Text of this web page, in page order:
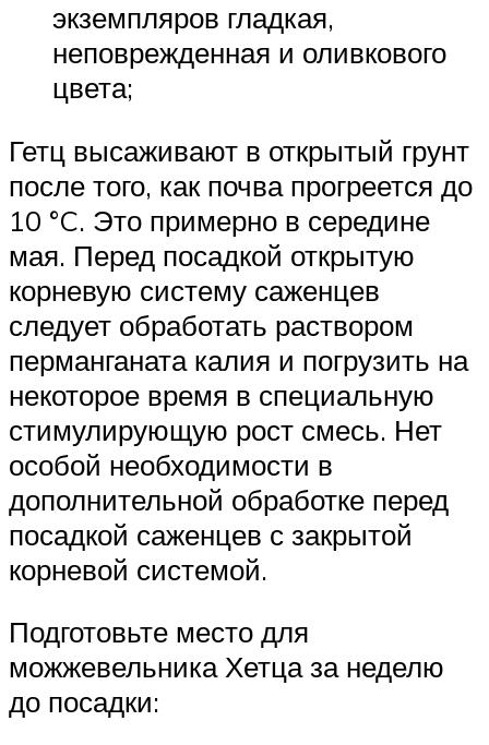
экземпляров гладкая,
неповрежденная и оливкового
цвета;
Гетц высаживают в открытый грунт
после того, как почва прогреется до
10 °C. Это примерно в середине
мая. Перед посадкой открытую
корневую систему саженцев
следует обработать раствором
перманганата калия и погрузить на
некоторое время в специальную
стимулирующую рост смесь. Нет
особой необходимости в
дополнительной обработке перед
посадкой саженцев с закрытой
корневой системой.
Подготовьте место для
можжевельника Хетца за неделю
до посадки: